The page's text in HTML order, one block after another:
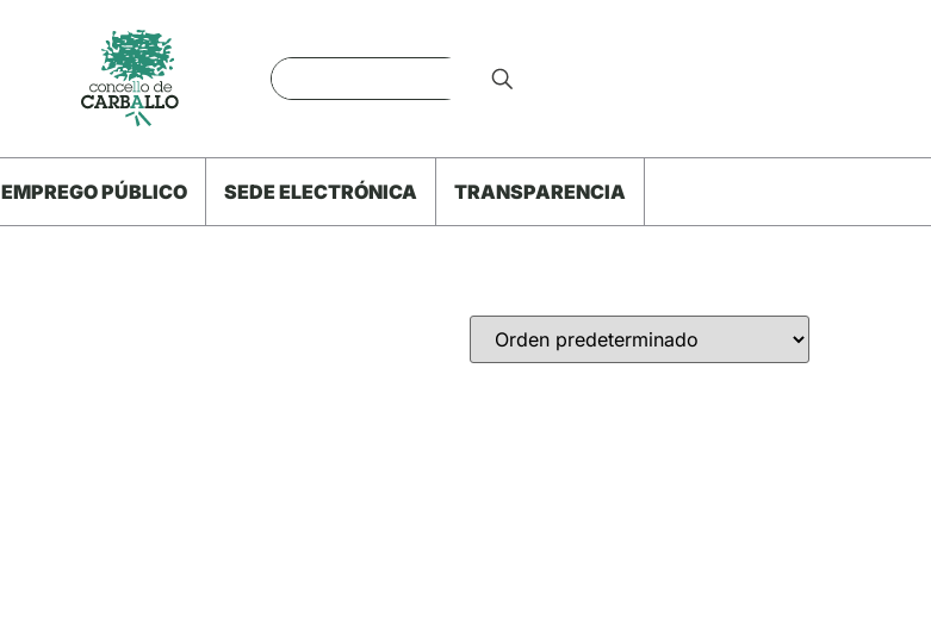
EMPREGO PÚBLICO SEDE ELECTRÓNICA TRANSPARENCIA